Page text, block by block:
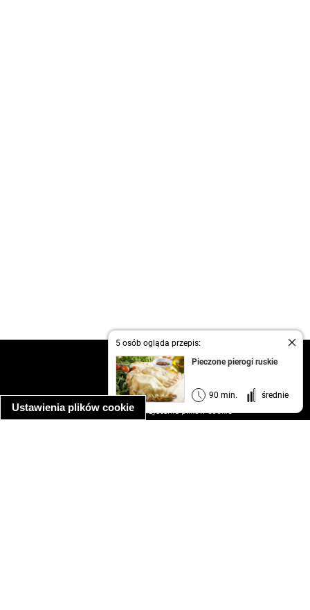
Ustawienia plików cookie
5 osób ogląda przepis:
Pieczone pierogi ruskie
90 min. średnie
kontakt
regulamin
informacja o prywatności
informacja o wykorzystaniu plików cookie